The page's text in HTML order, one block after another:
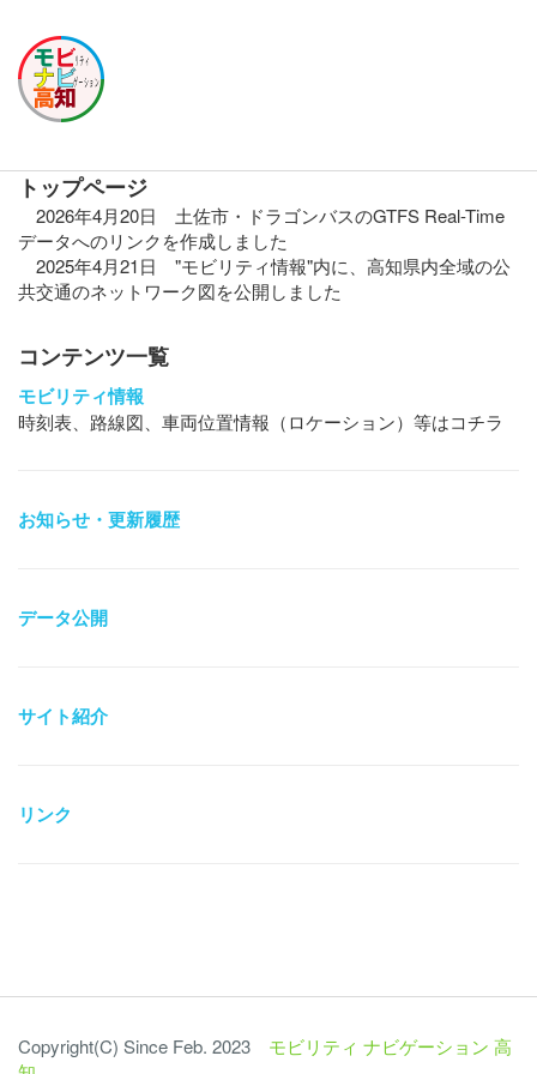
トップページ
2026年4月20日 土佐市・ドラゴンバスのGTFS Real-Time
データへのリンクを作成しました
2025年4月21日 "モビリティ情報"内に、高知県内全域の公
共交通のネットワーク図を公開しました
コンテンツ一覧
モビリティ情報
時刻表、路線図、車両位置情報（ロケーション）等はコチラ
お知らせ・更新履歴
データ公開
サイト紹介
リンク
Copyright(C) Since Feb. 2023 モビリティ ナビゲーション 高